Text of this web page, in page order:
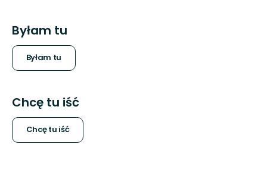
Byłam tu
Byłam tu
Chcę tu iść
Chcę tu iść